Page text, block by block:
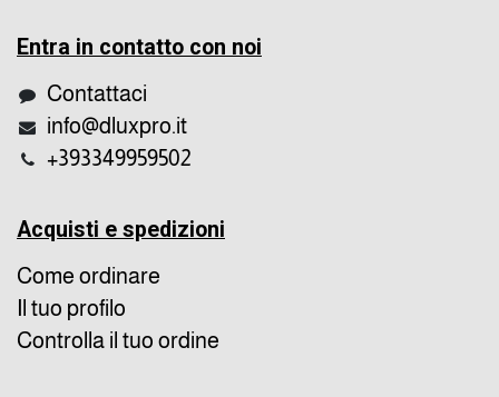
Entra in contatto con noi
Contattaci
info@dluxpro.it
+393349959502
Acquisti e spedizioni
Come ordinare
Il tuo profilo
Controlla il tuo ordine